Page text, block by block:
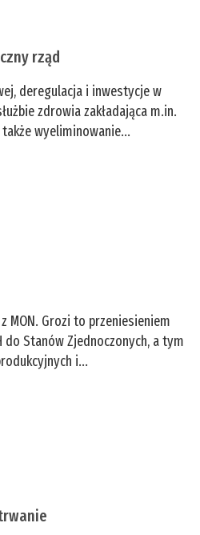
rząd
deregulacja i inwestycje w
zdrowia zakładająca m.in.
wyeliminowanie...
MON. Grozi to przeniesieniem
Stanów Zjednoczonych, a tym
i...